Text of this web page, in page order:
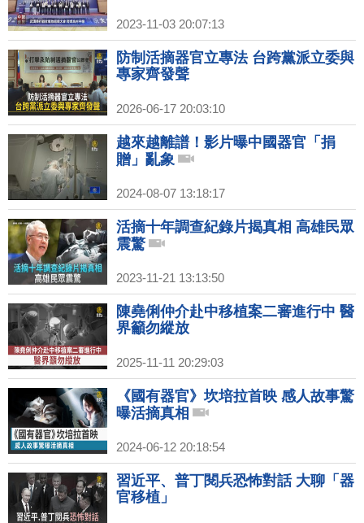
2023-11-03 20:07:13
防制活摘器官立專法 台跨黨派立委與
專家齊發聲
2026-06-17 20:03:10
越來越離譜！影片曝中國器官「捐
贈」亂象
2024-08-07 13:18:17
活摘十年調查紀錄片揭真相 高雄民眾
震驚
2023-11-21 13:13:50
陳堯俐仲介赴中移植案二審進行中 醫
界籲勿縱放
2025-11-11 20:29:03
《國有器官》坎培拉首映 感人故事驚
曝活摘真相
2024-06-12 20:18:54
習近平、普丁閱兵恐怖對話 大聊「器
官移植」